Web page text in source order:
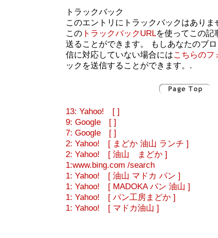
トラックバック
このエントリにトラックバックはありま
この トラックバックURLを使ってこの記
送ることができます。 もしあなたのブ
信に対応していない場合にはこちらのフ
ックを送信することができます。.
13: Yahoo! [ ]
9: Google [ ]
7: Google [ ]
2: Yahoo! [ まどか 油山 ランチ ]
2: Yahoo! [ 油山 まどか ]
1:www.bing.com /search
1: Yahoo! [ 油山 マドカ パン ]
1: Yahoo! [ MADOKA パン 油山 ]
1: Yahoo! [ パン工房まどか ]
1: Yahoo! [ マドカ油山 ]